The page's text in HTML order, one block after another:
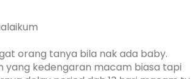
orang tanya bila nak ada baby.
yang kedengaran macam biasa tapi